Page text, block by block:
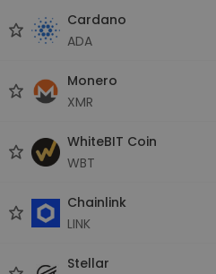
Cardano
ADA
Monero
XMR
WhiteBIT Coin
WBT
Chainlink
LINK
Stellar